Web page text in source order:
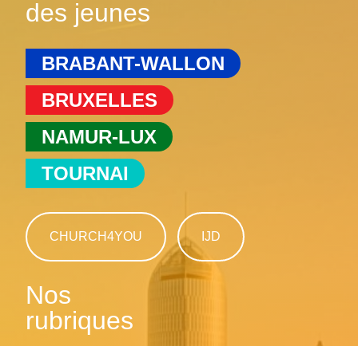
des jeunes
BRABANT-WALLON
BRUXELLES
NAMUR-LUX
TOURNAI
CHURCH4YOU IJD
Nos
rubriques